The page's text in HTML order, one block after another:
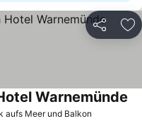
Teilen
aufs Meer und Balkon
Warnemünde